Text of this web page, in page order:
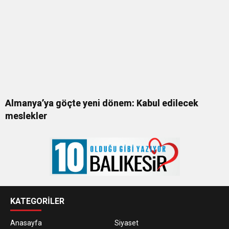
Almanya’ya göçte yeni dönem: Kabul edilecek
meslekler
KATEGORİLER
Anasayfa Siyaset